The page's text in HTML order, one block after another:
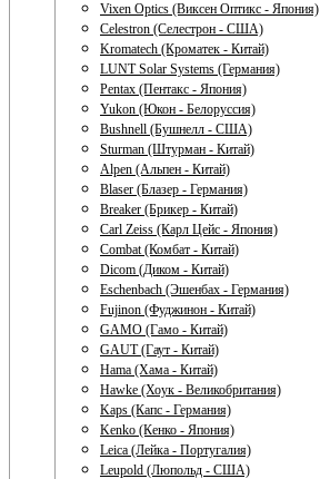
Vixen Optics (Виксен Оптикс - Япония)
Celestron (Селестрон - США)
Kromatech (Кроматек - Китай)
LUNT Solar Systems (Германия)
Pentax (Пентакс - Япония)
Yukon (Юкон - Белоруссия)
Bushnell (Бушнелл - США)
Sturman (Штурман - Китай)
Alpen (Альпен - Китай)
Blaser (Блазер - Германия)
Breaker (Брикер - Китай)
Carl Zeiss (Карл Цейс - Япония)
Combat (Комбат - Китай)
Dicom (Диком - Китай)
Eschenbach (Эшенбах - Германия)
Fujinon (Фуджинон - Китай)
GAMO (Гамо - Китай)
GAUT (Гаут - Китай)
Hama (Хама - Китай)
Hawke (Хоук - Великобритания)
Kaps (Капс - Германия)
Kenko (Кенко - Япония)
Leica (Лейка - Португалия)
Leupold (Люпольд - США)